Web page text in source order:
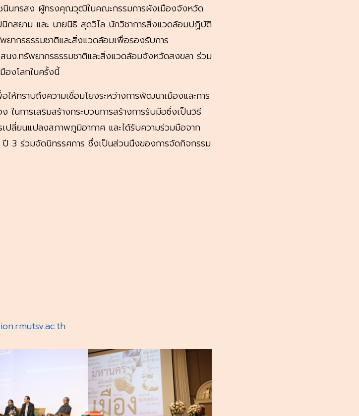
ชนินทรสง ผู้ทรงคุณวุฒิในคณะกรรมการผังเมืองจังหวัด
สยาม และ นายนิธิ สุดวิไล นักวิชาการสิ่งแวดล้อมปฏิบัติ
ยากรธรรมชาติและสิ่งแวดล้อมเพื่อรองรับการ
ง.ทรัพยากรธรรมชาติและสิ่งแวดล้อมจังหวัดสงขลา ร่วม
องโลกในครั้งนี้
ห้ทราบถึงความเชื่อมโยงระหว่างการพัฒนาเมืองและการ
นการเสริมสร้างกระบวนการสร้างการรับมือซึ่งเป็นวิธี
ปลี่ยนแปลงสภาพภูมิอากาศ และได้รับความร่วมมือจาก
3 ร่วมจัดนิทรรศการ ซึ่งเป็นส่วนนึงของการจัดกิจกรรม